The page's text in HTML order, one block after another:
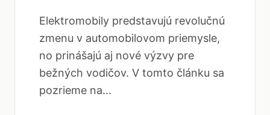
Elektromobily predstavujú revolučnú
zmenu v automobilovom priemysle,
no prinášajú aj nové výzvy pre
bežných vodičov. V tomto článku sa
pozrieme na...